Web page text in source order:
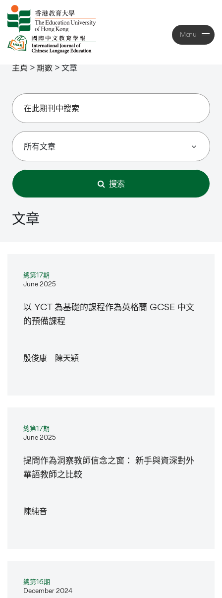
Menu
Close
主頁 >期數 >文章
搜索
文章
總第17期
June 2025
以 YCT 為基礎的課程作為英格蘭 GCSE 中文
的預備課程
殷俊康 陳天穎
總第17期
June 2025
提問作為洞察教師信念之窗： 新手與資深對外
華語教師之比較
陳純音
總第16期
December 2024